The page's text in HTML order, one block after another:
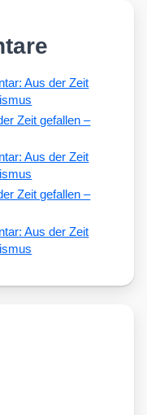
Aus der Zeit
Zeit gefallen –
Aus der Zeit
Zeit gefallen –
Aus der Zeit